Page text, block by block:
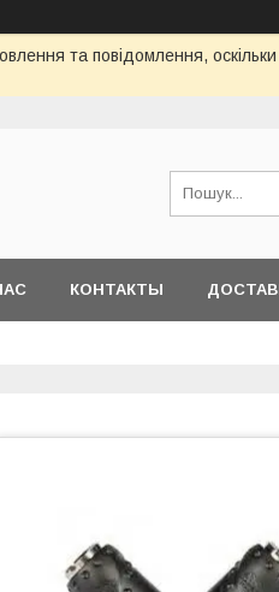
та повідомлення,
КОНТАКТЫ